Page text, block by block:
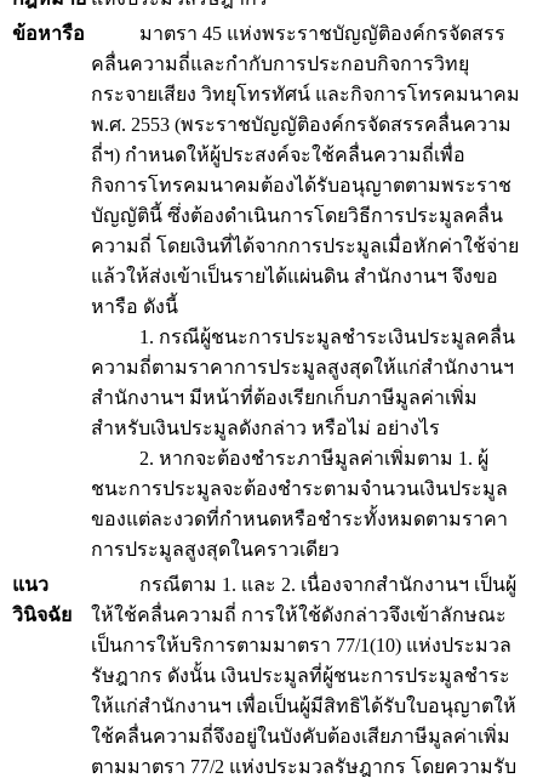
ข้อหารือ
มาตรา 45 แห่งพระราชบัญญัติองค์กรจัดสรร
คลื่นความถี่และกำกับการประกอบกิจการวิทยุ
กระจายเสียง วิทยุโทรทัศน์ และกิจการโทรคมนาคม
พ.ศ. 2553 (พระราชบัญญัติองค์กรจัดสรรคลื่นความ
ถี่ฯ) กำหนดให้ผู้ประสงค์จะใช้คลื่นความถี่เพื่อ
กิจการโทรคมนาคมต้องได้รับอนุญาตตามพระราช
บัญญัตินี้ ซึ่งต้องดำเนินการโดยวิธีการประมูลคลื่น
ความถี่ โดยเงินที่ได้จากการประมูลเมื่อหักค่าใช้จ่าย
แล้วให้ส่งเข้าเป็นรายได้แผ่นดิน สำนักงานฯ จึงขอ
หารือ ดังนี้
1. กรณีผู้ชนะการประมูลชำระเงินประมูลคลื่น
ความถี่ตามราคาการประมูลสูงสุดให้แก่สำนักงานฯ
สำนักงานฯ มีหน้าที่ต้องเรียกเก็บภาษีมูลค่าเพิ่ม
สำหรับเงินประมูลดังกล่าว หรือไม่ อย่างไร
2. หากจะต้องชำระภาษีมูลค่าเพิ่มตาม 1. ผู้
ชนะการประมูลจะต้องชำระตามจำนวนเงินประมูล
ของแต่ละงวดที่กำหนดหรือชำระทั้งหมดตามราคา
การประมูลสูงสุดในคราวเดียว
แนว
วินิจฉัย
กรณีตาม 1. และ 2. เนื่องจากสำนักงานฯ เป็นผู้
ให้ใช้คลื่นความถี่ การให้ใช้ดังกล่าวจึงเข้าลักษณะ
เป็นการให้บริการตามมาตรา 77/1(10) แห่งประมวล
รัษฎากร ดังนั้น เงินประมูลที่ผู้ชนะการประมูลชำระ
ให้แก่สำนักงานฯ เพื่อเป็นผู้มีสิทธิได้รับใบอนุญาตให้
ใช้คลื่นความถี่จึงอยู่ในบังคับต้องเสียภาษีมูลค่าเพิ่ม
ตามมาตรา 77/2 แห่งประมวลรัษฎากร โดยความรับ